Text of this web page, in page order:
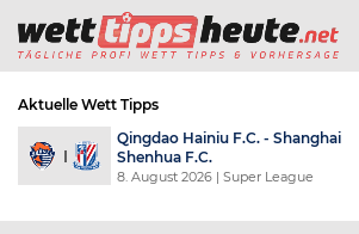
Aktuelle Wett Tipps
Qingdao Hainiu F.C. - Shanghai
Shenhua F.C.
8. August 2026 | Super League